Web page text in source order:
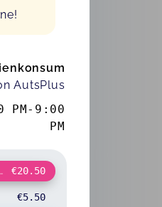
AutsPlus
PM - 9:00
PM
€20.50
€5.50